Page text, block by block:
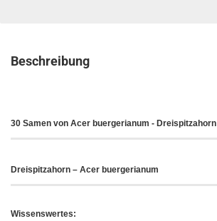
Beschreibung
30 Samen von Acer buergerianum - Dreispitzahorn
Dreispitzahorn – Acer buergerianum
Wissenswertes: